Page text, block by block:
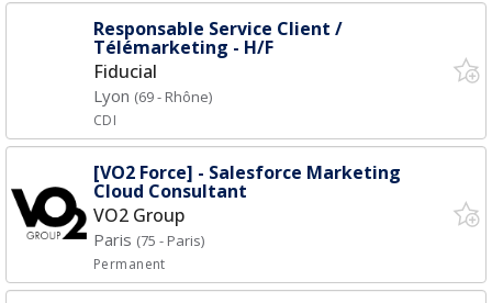
Responsable Service Client /
Télémarketing - H/F
Fiducial
Lyon (69 - Rhône)
CDI
[VO2 Force] - Salesforce Marketing
Cloud Consultant
VO2 Group
Paris (75 - Paris)
Permanent